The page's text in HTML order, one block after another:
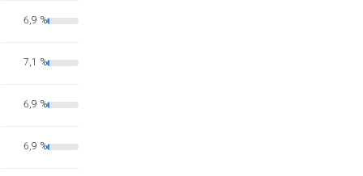
6,9 %
7,1 %
6,9 %
6,9 %